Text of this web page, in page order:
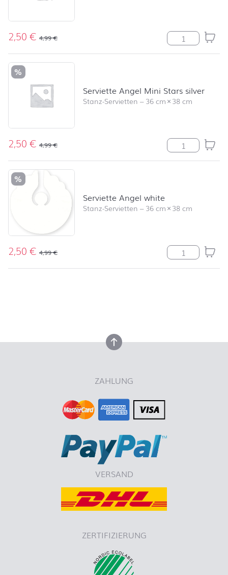
2,50€ 4,99€ Serviette
%
Serviette Angel Mini Stars silver
Stanz-Servietten –36 cm×38 cm
2,50€ 4,99€ Serviette
%
Serviette Angel white
Stanz-Servietten –36 cm×38 cm
2,50€ 4,99€ Serviette
nach oben
ZAHLUNG
VERSAND
ZERTIFIZIERUNG